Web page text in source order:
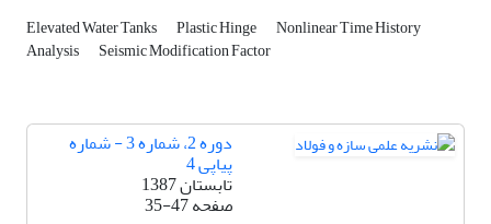
Elevated Water Tanks Plastic Hinge Nonlinear Time History
Analysis Seismic Modification Factor
دوره 2، شماره 3 - شماره
پیاپی 4
تابستان 1387
صفحه35-47